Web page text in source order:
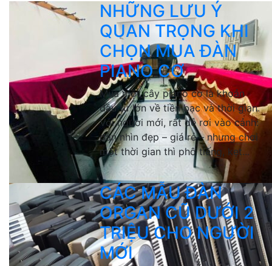
NHỮNG LƯU Ý
QUAN TRỌNG KHI
CHỌN MUA ĐÀN
PIANO CƠ
Mua một cây piano cơ là khoản
đầu tư lớn về tiền bạc và thời gian.
Với người mới, rất dễ rơi vào cảnh:
đàn nhìn đẹp – giá rẻ – nhưng chơi
một thời gian thì phô tiếng, kẹt...
CÁC MẪU ĐÀN
ORGAN CŨ DƯỚI 2
TRIỆU CHO NGƯỜI
MỚI